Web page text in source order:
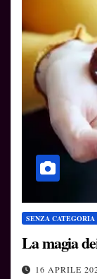
SENZA CATEGORIA
La magia
16 APRILE